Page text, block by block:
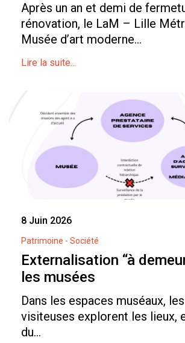
Après un an et demi de
rénovation, le LaM – Lille
Musée d’art moderne...
Lire la suite...
8 Juin 2026
Patrimoine - Société
Externalisation “à
les musées
Dans les espaces muséaux,
visiteuses explorent les lieux,
du...